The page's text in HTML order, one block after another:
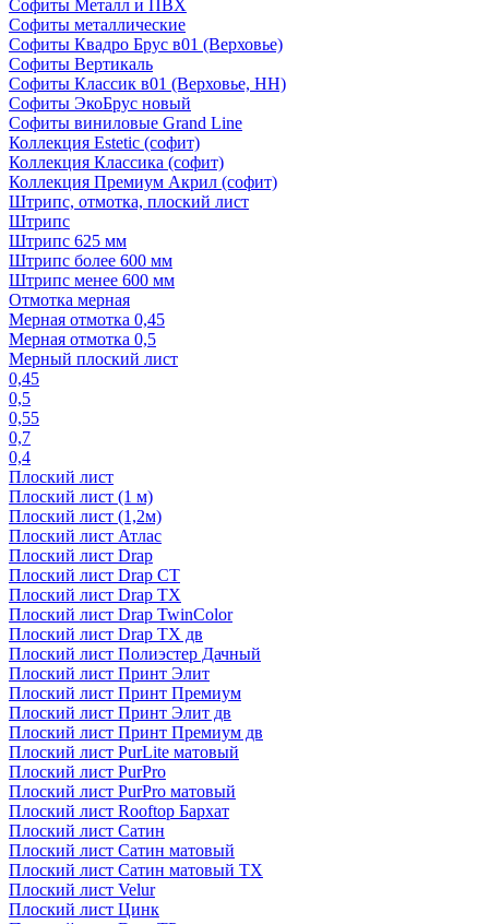
Софиты Металл и ПВХ
Софиты металлические
Софиты Квадро Брус в01 (Верховье)
Софиты Вертикаль
Софиты Классик в01 (Верховье, НН)
Софиты ЭкоБрус новый
Софиты виниловые Grand Line
Коллекция Estetic (софит)
Коллекция Классика (софит)
Коллекция Премиум Акрил (софит)
Штрипс, отмотка, плоский лист
Штрипс
Штрипс 625 мм
Штрипс более 600 мм
Штрипс менее 600 мм
Отмотка мерная
Мерная отмотка 0,45
Мерная отмотка 0,5
Мерный плоский лист
0,45
0,5
0,55
0,7
0,4
Плоский лист
Плоский лист (1 м)
Плоский лист (1,2м)
Плоский лист Атлас
Плоский лист Drap
Плоский лист Drap СТ
Плоский лист Drap TX
Плоский лист Drap TwinColor
Плоский лист Drap ТХ дв
Плоский лист Полиэстер Дачный
Плоский лист Принт Элит
Плоский лист Принт Премиум
Плоский лист Принт Элит дв
Плоский лист Принт Премиум дв
Плоский лист PurLite матовый
Плоский лист PurPro
Плоский лист PurPro матовый
Плоский лист Rooftop Бархат
Плоский лист Сатин
Плоский лист Сатин матовый
Плоский лист Сатин матовый TX
Плоский лист Velur
Плоский лист Цинк